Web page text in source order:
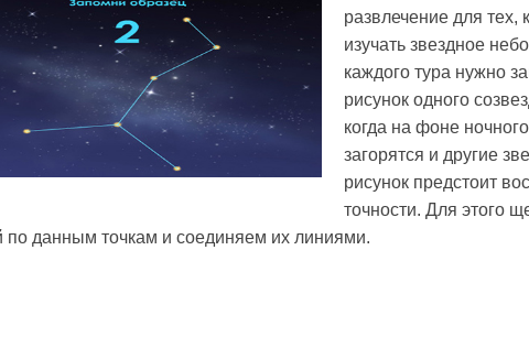
развлечение для тех,
изучать звездное
каждого тура нужно
рисунок одного
когда на фоне
загорятся и другие
рисунок предстоит
точности. Для этого
данным точкам и соединяем их линиями.